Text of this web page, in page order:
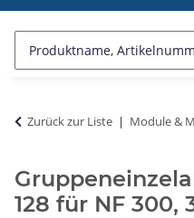
Zurück zur Liste Module &
128 für NF 300,